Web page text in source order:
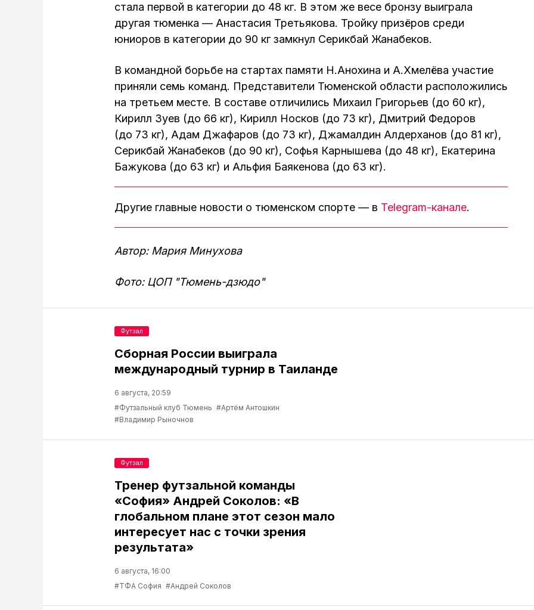
стала первой в категории до 48 кг. В этом же весе бронзу выиграла
другая тюменка — Анастасия Третьякова. Тройку призёров среди
юниоров в категории до 90 кг замкнул Серикбай Жанабеков.
В командной борьбе на стартах памяти Н.Анохина и А.Хмелёва участие
приняли семь команд. Представители Тюменской области расположились
на третьем месте. В составе отличились Михаил Григорьев (до 60 кг),
Кирилл Зуев (до 66 кг), Кирилл Носков (до 73 кг), Дмитрий Федоров
(до 73 кг), Адам Джафаров (до 73 кг), Джамалдин Алдерханов (до 81 кг),
Серикбай Жанабеков (до 90 кг), Софья Карнышева (до 48 кг), Екатерина
Бажукова (до 63 кг) и Альфия Баякенова (до 63 кг).
Другие главные новости о тюменском спорте — в Telegram-канале.
Автор: Мария Минухова
Фото: ЦОП "Тюмень-дзюдо"
Сборная России выиграла
международный турнир в Таиланде
6 августа, 20:59
#Футзальный клуб Тюмень #Артём Антошкин
#Владимир Рыночнов
Футзал
Тренер футзальной команды
«София» Андрей Соколов: «В
глобальном плане этот сезон мало
интересует нас с точки зрения
результата»
6 августа, 16:00
#ТФА София #Андрей Соколов
Футзал